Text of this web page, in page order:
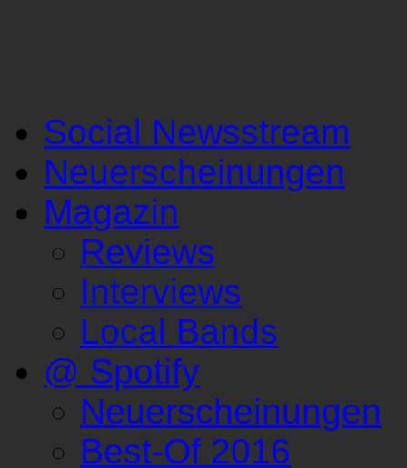
Social Newsstream
Neuerscheinungen
Magazin
Reviews
Interviews
Local Bands
@ Spotify
Neuerscheinungen
Best-Of 2016